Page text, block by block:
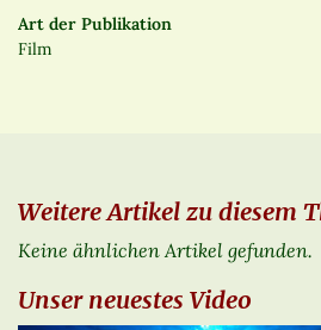
Art der Publikation
Film
Weitere Artikel zu diesem
Keine ähnlichen Artikel gefunden.
Unser neuestes Video